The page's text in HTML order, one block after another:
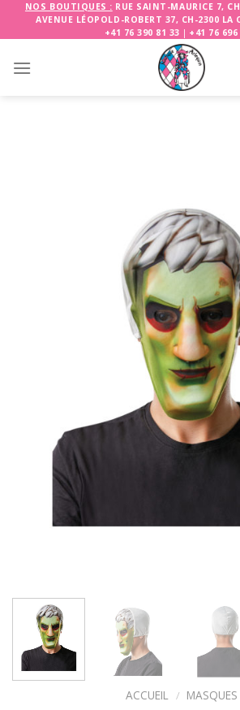
NOS BOUTIQUES : RUE SAINT-MAURICE 7,
AVENUE LÉOPOLD-ROBERT 37, CH-2300 LA
+41 76 390 81 33 | +41 76 696
ACCUEIL / MASQUES